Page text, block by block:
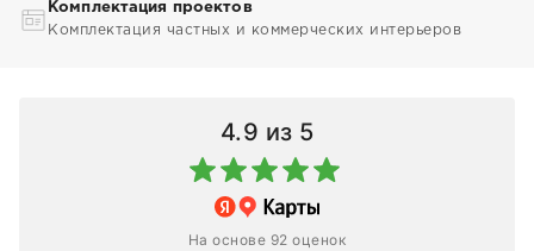
Комплектация проектов
Комплектация частных и коммерческих интерьеров
4.9 из 5
На основе 92 оценок